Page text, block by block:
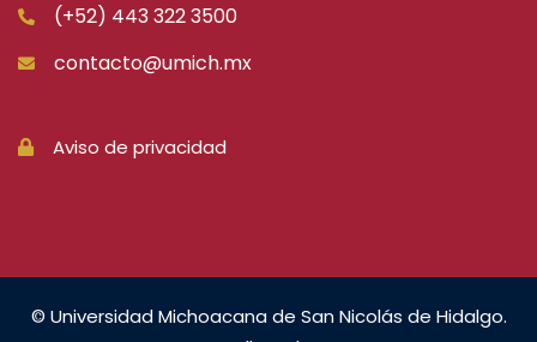
(+52) 443 322 3500
contacto@umich.mx
Aviso de privacidad
© Universidad Michoacana de San Nicolás de Hidalgo.